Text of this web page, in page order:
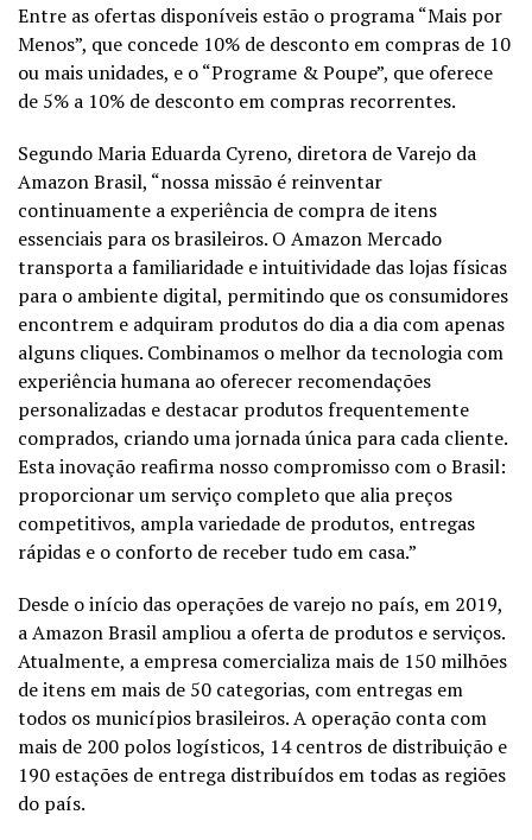
Entre as ofertas disponíveis estão o programa “Mais por
Menos”, que concede 10% de desconto em compras de 10
ou mais unidades, e o “Programe & Poupe”, que oferece
de 5% a 10% de desconto em compras recorrentes.
Segundo Maria Eduarda Cyreno, diretora de Varejo da
Amazon Brasil, “nossa missão é reinventar
continuamente a experiência de compra de itens
essenciais para os brasileiros. O Amazon Mercado
transporta a familiaridade e intuitividade das lojas físicas
para o ambiente digital, permitindo que os consumidores
encontrem e adquiram produtos do dia a dia com apenas
alguns cliques. Combinamos o melhor da tecnologia com
experiência humana ao oferecer recomendações
personalizadas e destacar produtos frequentemente
comprados, criando uma jornada única para cada cliente.
Esta inovação reafirma nosso compromisso com o Brasil:
proporcionar um serviço completo que alia preços
competitivos, ampla variedade de produtos, entregas
rápidas e o conforto de receber tudo em casa.”
Desde o início das operações de varejo no país, em 2019,
a Amazon Brasil ampliou a oferta de produtos e serviços.
Atualmente, a empresa comercializa mais de 150 milhões
de itens em mais de 50 categorias, com entregas em
todos os municípios brasileiros. A operação conta com
mais de 200 polos logísticos, 14 centros de distribuição e
190 estações de entrega distribuídos em todas as regiões
do país.